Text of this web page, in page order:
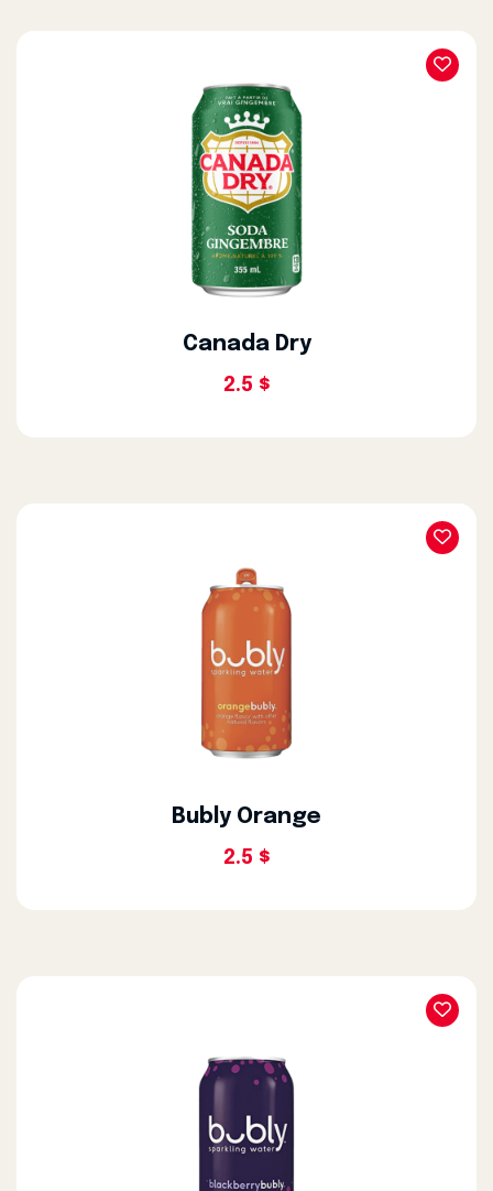
Canada Dry
2.5 $
Bubly Orange
2.5 $